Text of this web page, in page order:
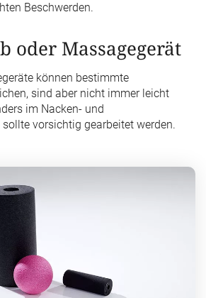
Beschwerden.
oder Massagegerät
können bestimmte
sind aber nicht immer leicht
im Nacken- und
vorsichtig gearbeitet werden.